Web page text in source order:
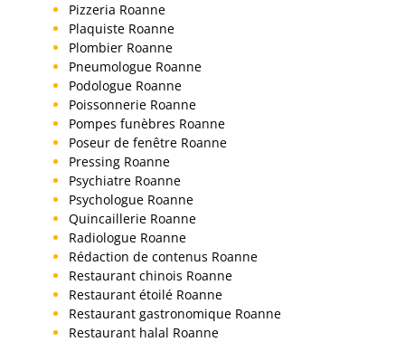
Pizzeria Roanne
Plaquiste Roanne
Plombier Roanne
Pneumologue Roanne
Podologue Roanne
Poissonnerie Roanne
Pompes funèbres Roanne
Poseur de fenêtre Roanne
Pressing Roanne
Psychiatre Roanne
Psychologue Roanne
Quincaillerie Roanne
Radiologue Roanne
Rédaction de contenus Roanne
Restaurant chinois Roanne
Restaurant étoilé Roanne
Restaurant gastronomique Roanne
Restaurant halal Roanne